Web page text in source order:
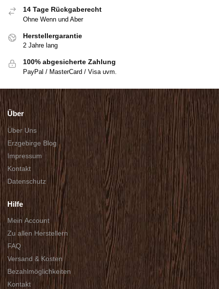
14 Tage Rückgaberecht
Ohne Wenn und Aber
Herstellergarantie
2 Jahre lang
100% abgesicherte Zahlung
PayPal / MasterCard / Visa uvm.
Über
Über Uns
Erzgebirge Blog
Impressum
Kontakt
Datenschutz
Hilfe
Mein Account
Zu allen Herstellern
FAQ
Versand & Kosten
Bezahlmöglichkeiten
Kontakt